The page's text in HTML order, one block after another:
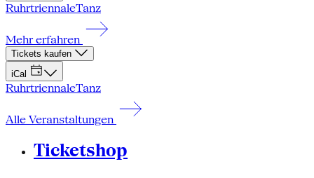
RuhrtriennaleTanz
Mehr erfahren
Tickets kaufen
iCal
RuhrtriennaleTanz
Alle Veranstaltungen
Ticketshop